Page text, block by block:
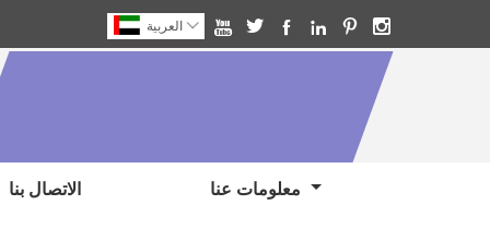
      العربية 
الاتصال بنا